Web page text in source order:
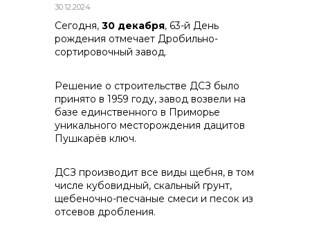
реализация неликвидов
контакты отдела закупок
Контакты
+7 (423) 234 50 50
30.12.2024
Сегодня, 30 декабря, 63-й День
рождения отмечает Дробильно-
сортировочный завод.
Решение о строительстве ДСЗ было
принято в 1959 году, завод возвели на
базе единственного в Приморье
уникального месторождения дацитов
Пушкарёв ключ.
ДСЗ производит все виды щебня, в том
числе кубовидный, скальный грунт,
щебеночно-песчаные смеси и песок из
отсевов дробления.